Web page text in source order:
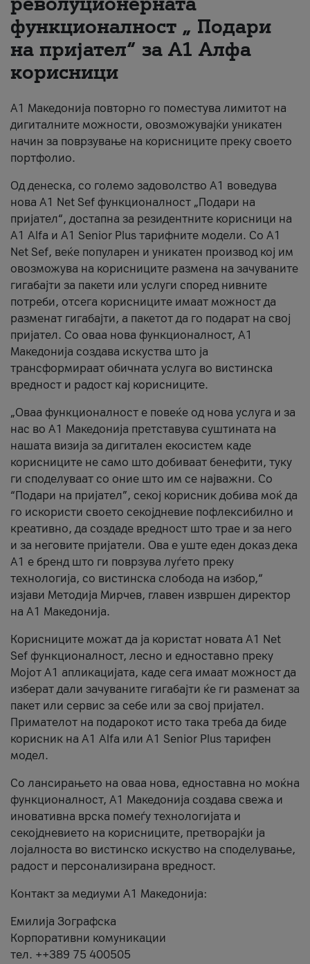
За нас
#ПодобарОнлајн
функционалност „ Подари
на пријател“ за А1 Алфа
корисници
А1 Македонија повторно го поместува лимитот на
дигиталните можности, овозможувајќи уникатен
начин за поврзување на корисниците преку своето
портфолио.
Од денеска, со големо задоволство А1 воведува
нова A1 Net Sef функционалност „Подари на
пријател“, достапна за резидентните корисници на
А1 Alfa и A1 Senior Plus тарифните модели. Со A1
Net Sef, веќе популарен и уникатен производ кој им
овозможува на корисниците размена на зачуваните
гигабајти за пакети или услуги според нивните
потреби, отсега корисниците имаат можност да
разменат гигабајти, а пакетот да го подарат на свој
пријател. Со оваа нова функционалност, А1
Македонија создава искуства што ја
трансформираат обичната услуга во вистинска
вредност и радост кај корисниците.
„Оваа функционалност е повеќе од нова услуга и за
нас во А1 Македонија претставува суштината на
нашата визија за дигитален екосистем каде
корисниците не само што добиваат бенефити, туку
ги споделуваат со оние што им се најважни. Со
“Подари на пријател”, секој корисник добива моќ да
го искористи своето секојдневие пофлексибилно и
креативно, да создаде вредност што трае и за него
и за неговите пријатели. Ова е уште еден доказ дека
А1 е бренд што ги поврзува луѓето преку
технологија, со вистинска слобода на избор,“
изјави Методија Мирчев, главен извршен директор
на А1 Македонија.
Корисниците можат да ја користат новата А1 Net
Sef функционалност, лесно и едноставно преку
Мојот А1 апликацијата, каде сега имаат можност да
изберат дали зачуваните гигабајти ќе ги разменат за
пакет или сервис за себе или за свој пријател.
Примателот на подарокот исто така треба да биде
корисник на А1 Alfa или A1 Senior Plus тарифен
модел.
Со лансирањето на оваа нова, едноставна но моќна
функционалност, А1 Македонија создава свежа и
иновативна врска помеѓу технологијата и
секојдневието на корисниците, претворајќи ја
лојалноста во вистинско искуство на споделување,
радост и персонализирана вредност.
Контакт за медиуми А1 Македонија:
Емилија Зографска
Корпоративни комуникации
тел. ++389 75 400505